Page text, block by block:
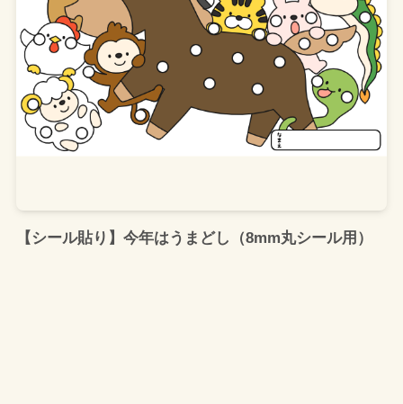
【シール貼り】今年はうまどし（8mm丸シール用）